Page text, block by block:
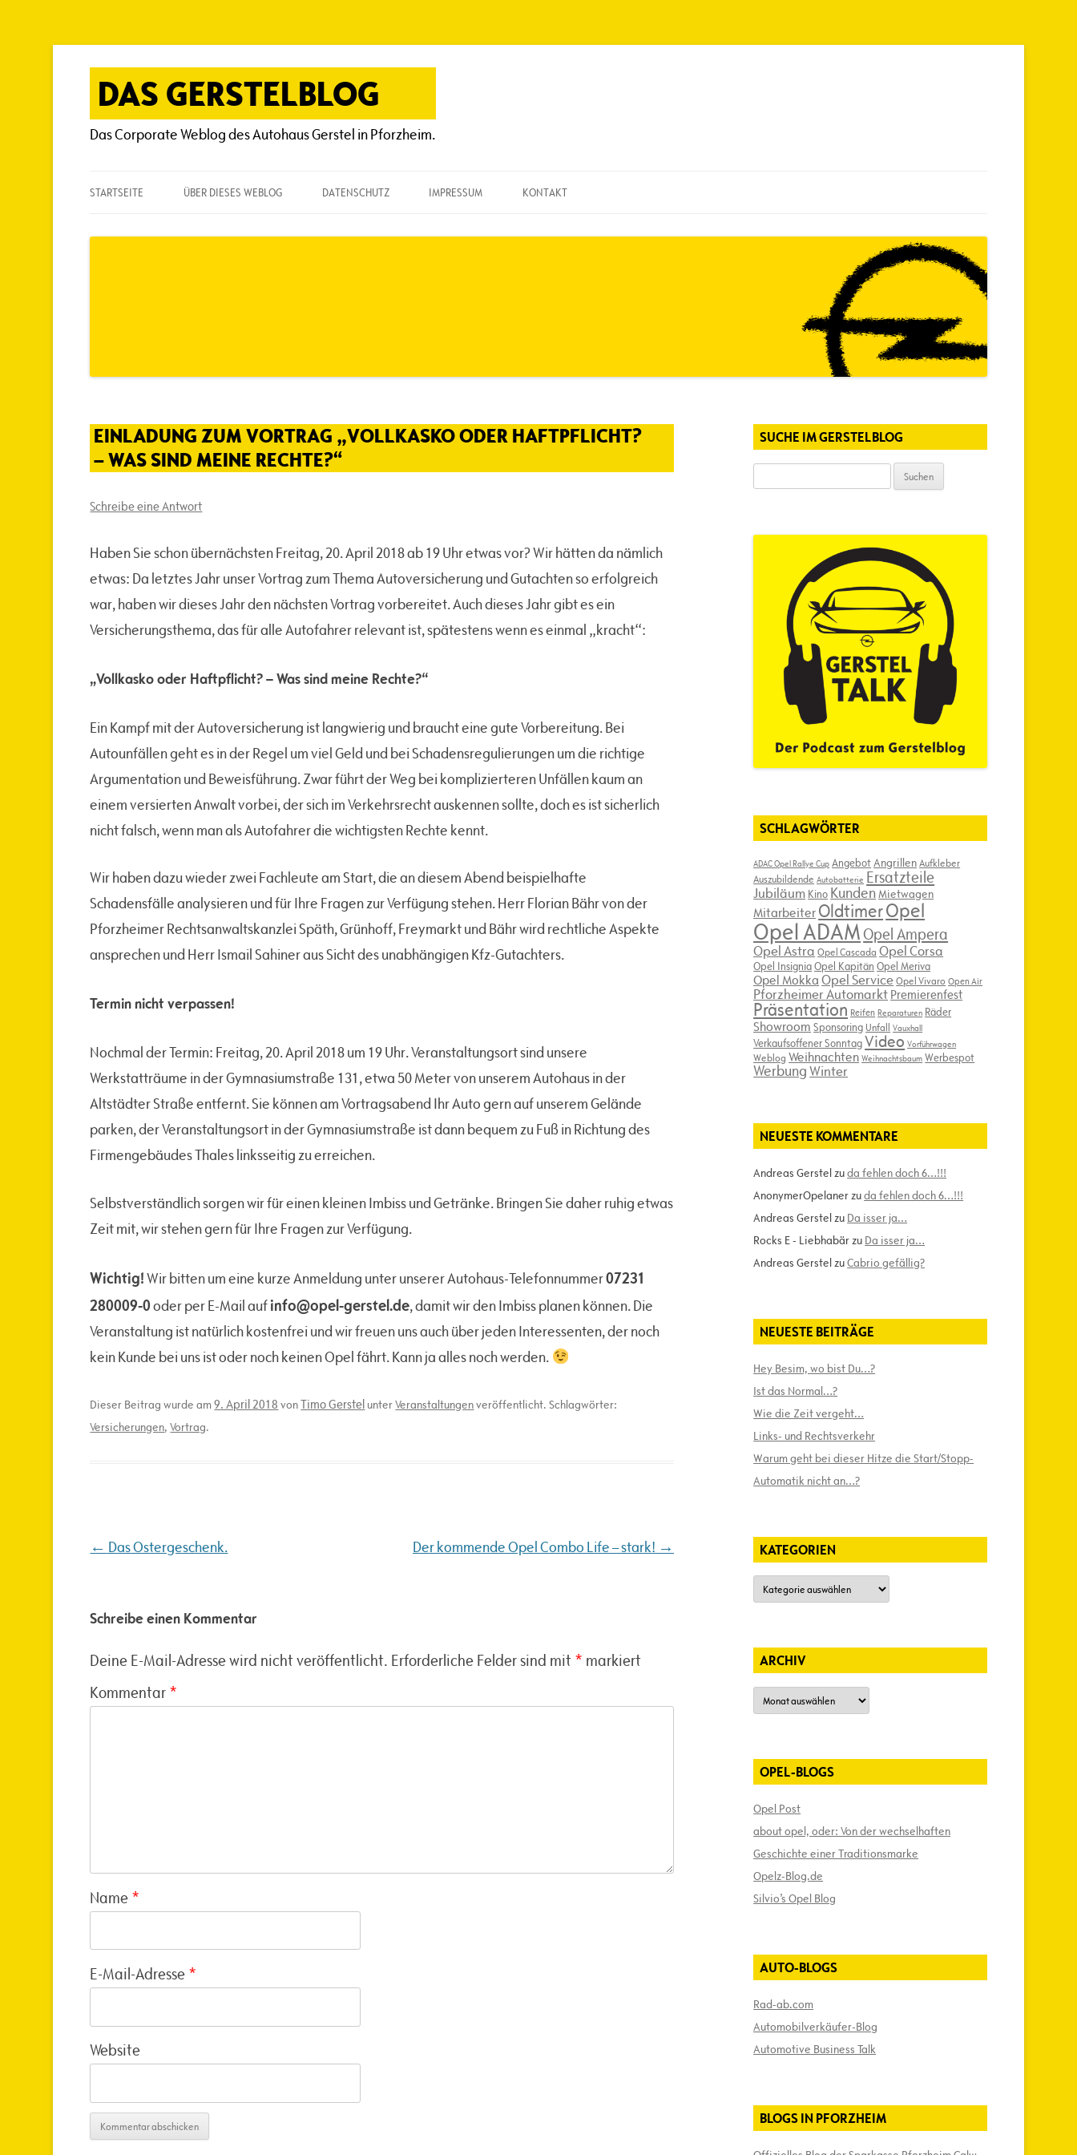
Zum
Inhalt
DAS GERSTELBLOG
Das Corporate Weblog des Autohaus Gerstel in Pforzheim.
STARTSEITE ÜBER DIESES WEBLOG DATENSCHUTZ IMPRESSUM KONTAKT
EINLADUNG ZUM VORTRAG „VOLLKASKO ODER HAFTPFLICHT?
– WAS SIND MEINE RECHTE?“
Schreibe eine Antwort
Haben Sie schon übernächsten Freitag, 20. April 2018 ab 19 Uhr etwas vor? Wir hätten da nämlich
etwas: Da letztes Jahr unser Vortrag zum Thema Autoversicherung und Gutachten so erfolgreich
war, haben wir dieses Jahr den nächsten Vortrag vorbereitet. Auch dieses Jahr gibt es ein
Versicherungsthema, das für alle Autofahrer relevant ist, spätestens wenn es einmal „kracht“:
„Vollkasko oder Haftpflicht? – Was sind meine Rechte?“
Ein Kampf mit der Autoversicherung ist langwierig und braucht eine gute Vorbereitung. Bei
Autounfällen geht es in der Regel um viel Geld und bei Schadensregulierungen um die richtige
Argumentation und Beweisführung. Zwar führt der Weg bei komplizierteren Unfällen kaum an
einem versierten Anwalt vorbei, der sich im Verkehrsrecht auskennen sollte, doch es ist sicherlich
nicht falsch, wenn man als Autofahrer die wichtigsten Rechte kennt.
Wir haben dazu wieder zwei Fachleute am Start, die an diesem Abend beispielhafte
Schadensfälle analysieren und für Ihre Fragen zur Verfügung stehen. Herr Florian Bähr von der
Pforzheimer Rechtsanwaltskanzlei Späth, Grünhoff, Freymarkt und Bähr wird rechtliche Aspekte
ansprechen und Herr Ismail Sahiner aus Sicht des unabhängigen Kfz-Gutachters.
Termin nicht verpassen!
Nochmal der Termin: Freitag, 20. April 2018 um 19 Uhr. Veranstaltungsort sind unsere
Werkstatträume in der Gymnasiumstraße 131, etwa 50 Meter von unserem Autohaus in der
Altstädter Straße entfernt. Sie können am Vortragsabend Ihr Auto gern auf unserem Gelände
parken, der Veranstaltungsort in der Gymnasiumstraße ist dann bequem zu Fuß in Richtung des
Firmengebäudes Thales linksseitig zu erreichen.
Selbstverständlich sorgen wir für einen kleinen Imbiss und Getränke. Bringen Sie daher ruhig etwas
Zeit mit, wir stehen gern für Ihre Fragen zur Verfügung.
Wichtig!Wir bitten um eine kurze Anmeldung unter unserer Autohaus-Telefonnummer07231
280009-0oder per E-Mail aufinfo@opel-gerstel.de, damit wir den Imbiss planen können. Die
Veranstaltung ist natürlich kostenfrei und wir freuen uns auch über jeden Interessenten, der noch
kein Kunde bei uns ist oder noch keinen Opel fährt. Kann ja alles noch werden.
Dieser Beitrag wurde am9. April 2018 vonTimo Gerstel unterVeranstaltungenveröffentlicht. Schlagwörter:
Versicherungen,Vortrag.
Beitragsnavigation
← Das Ostergeschenk. Der kommende Opel Combo Life – stark! →
Schreibe einen Kommentar
Deine E-Mail-Adresse wird nicht veröffentlicht. Erforderliche Felder sind mit * markiert
Kommentar *
Name *
E-Mail-Adresse *
Website
SUCHE IM GERSTELBLOG
nach:
SCHLAGWÖRTER
ADAC Opel Rallye Cup AngebotAngrillenAufkleber
Auszubildende Autobatterie Ersatzteile
Jubiläum Kino Kunden Mietwagen
Mitarbeiter OldtimerOpel
Opel ADAM Opel Ampera
Opel Astra Opel Cascada Opel Corsa
Opel InsigniaOpel Kapitän Opel Meriva
Opel Mokka Opel ServiceOpel Vivaro Open Air
Pforzheimer Automarkt Premierenfest
Präsentation Reifen Reparaturen Räder
Showroom Sponsoring Unfall Vauxhall
Verkaufsoffener SonntagVideo Vorführwagen
Weblog Weihnachten Weihnachtsbaum Werbespot
WerbungWinter
NEUESTE KOMMENTARE
Andreas Gerstelzuda fehlen doch 6…!!!
AnonymerOpelanerzuda fehlen doch 6…!!!
Andreas Gerstelzu Da isser ja…
Rocks E - Liebhabärzu Da isser ja…
Andreas GerstelzuCabrio gefällig?
NEUESTE BEITRÄGE
Hey Besim, wo bist Du…?
Ist das Normal…?
Wie die Zeit vergeht…
Links- und Rechtsverkehr
Warum geht bei dieser Hitze die Start/Stopp-
Automatik nicht an…?
KATEGORIEN
Kategorien
ARCHIV
Archiv
OPEL-BLOGS
Opel Post
about opel, oder: Von der wechselhaften
Geschichte einer Traditionsmarke
Opelz-Blog.de
Silvio’s Opel Blog
AUTO-BLOGS
Rad-ab.com
Automobilverkäufer-Blog
Automotive Business Talk
BLOGS IN PFORZHEIM